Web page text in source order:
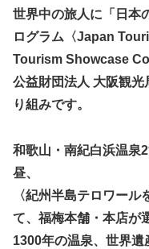
世界中の旅人に「日本
ログラム〈Japan
Tourism Showcase
公益財団法人 大阪観
り組みです。
和歌山・南紀白浜温泉
昼、
〈紀州半島テロワー
て、福梅本舗・本店が
1300年の温泉、世界